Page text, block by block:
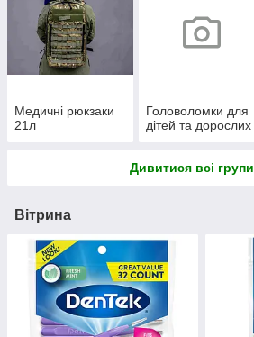
Медичні рюкзаки
21л
Головоломки для
дітей та дорослих
Дивитися всі групи
Вітрина